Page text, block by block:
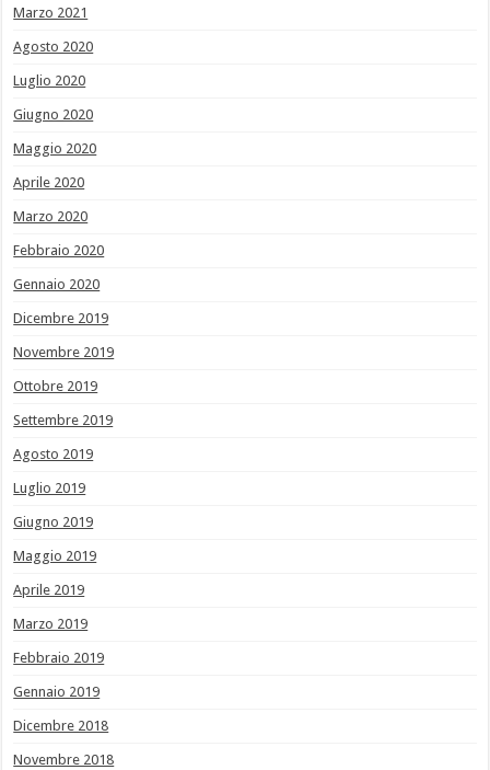
Marzo 2021
Agosto 2020
Luglio 2020
Giugno 2020
Maggio 2020
Aprile 2020
Marzo 2020
Febbraio 2020
Gennaio 2020
Dicembre 2019
Novembre 2019
Ottobre 2019
Settembre 2019
Agosto 2019
Luglio 2019
Giugno 2019
Maggio 2019
Aprile 2019
Marzo 2019
Febbraio 2019
Gennaio 2019
Dicembre 2018
Novembre 2018